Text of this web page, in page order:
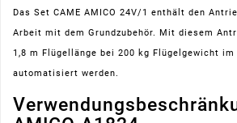
Das Set CAME AMICO 24V/1 enthält den
Arbeit mit dem Grundzubehör. Mit diesem
1,8 m Flügellänge bei 200 kg Flügelgewicht
automatisiert werden.